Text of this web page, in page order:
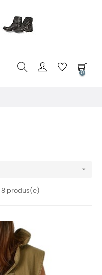
0

8 produs(e)